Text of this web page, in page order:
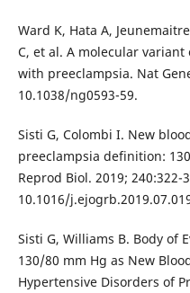
Ward K, Hata A,
C, et al. A molecular
with preeclampsia. Nat
10.1038/ng0593-59.
Sisti G, Colombi I. New
preeclampsia definition:
Reprod Biol. 2019; 240:322-
10.1016/
Sisti G, Williams B. Body of
130/80 mm Hg as New
Hypertensive Disorders of